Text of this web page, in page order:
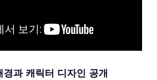
과 캐릭터 디자인 공개